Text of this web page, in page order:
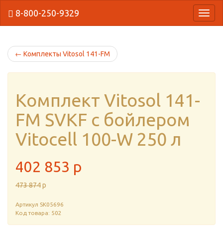
8-800-250-9329
← Комплекты Vitosol 141-FM
Комплект Vitosol 141-
FM SVKF с бойлером
Vitocell 100-W 250 л
402 853 p
473 874p
Артикул SK05696
Код товара: 502